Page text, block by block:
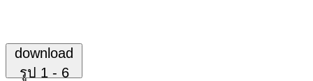
download
รูป 1 - 6